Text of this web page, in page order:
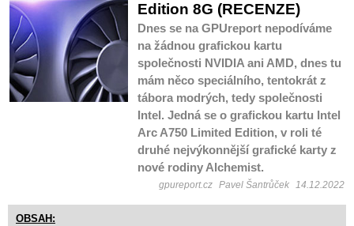
Edition 8G (RECENZE)
Dnes se na GPUreport nepodíváme
na žádnou grafickou kartu
společnosti NVIDIA ani AMD, dnes tu
mám něco speciálního, tentokrát z
tábora modrých, tedy společnosti
Intel. Jedná se o grafickou kartu Intel
Arc A750 Limited Edition, v roli té
druhé nejvýkonnější grafické karty z
nové rodiny Alchemist.
gpureport.cz Pavel Šantrůček 14.12.2022
OBSAH: